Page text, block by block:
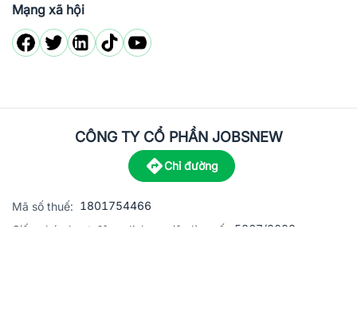
Mạng xã hội
CÔNG TY CỔ PHẦN JOBSNEW
Chỉ đường
Mã số thuế: 1801754466
Giấy phép hoạt động dịch vụ việc làm số:
5867/2023